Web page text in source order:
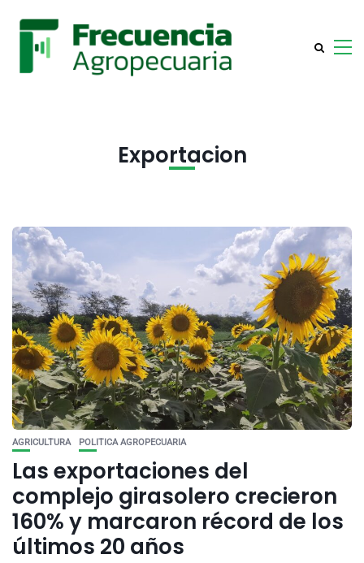
Exportacion
AGRICULTURA POLITICA AGROPECUARIA
Las exportaciones del
complejo girasolero crecieron
160% y marcaron récord de los
últimos 20 años